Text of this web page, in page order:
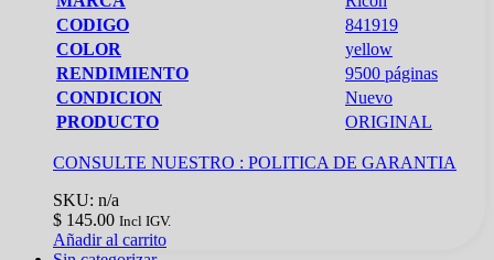
CODIGO
841919
COLOR
yellow
RENDIMIENTO
9500 páginas
CONDICION
Nuevo
PRODUCTO
ORIGINAL
CONSULTE NUESTRO : POLITICA DE GARANTIA
SKU: n/a
$ 145.00 Incl IGV.
Añadir al carrito